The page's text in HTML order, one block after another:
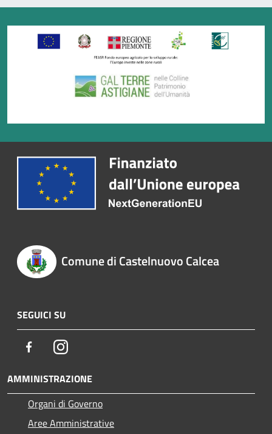
Comune di Castelnuovo Calcea
SEGUICI SU
FacebookInstagram
AMMINISTRAZIONE
Organi di Governo
Aree Amministrative